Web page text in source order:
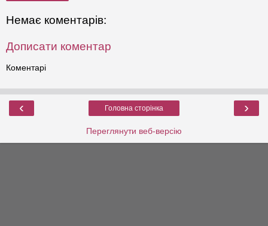
Немає коментарів:
Дописати коментар
Коментарі
‹ ›
Головна сторінка
Переглянути веб-версію